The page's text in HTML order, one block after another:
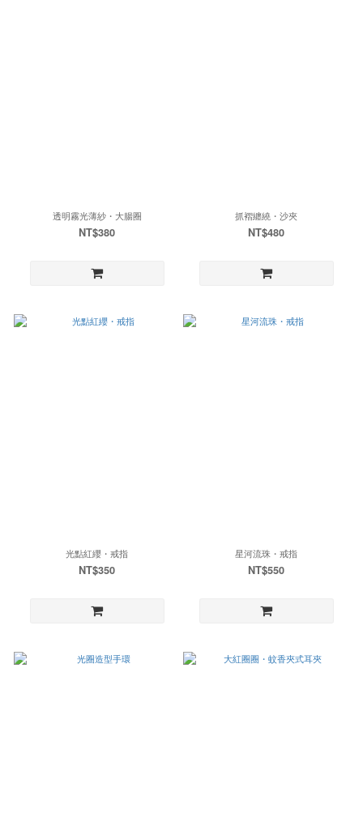
透明霧光薄紗・大腸圈
NT$380
抓褶纏繞・沙夾
NT$480
光點紅纓・戒指
NT$350
星河流珠・戒指
NT$550